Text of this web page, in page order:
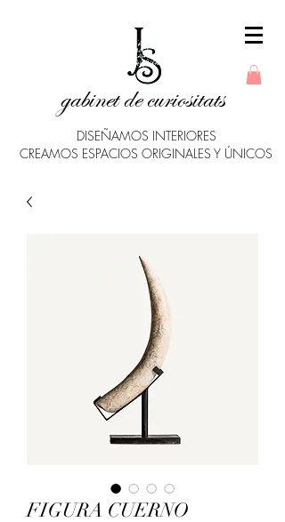
gabinet de curiositats
DISEÑAMOS INTERIORES
CREAMOS ESPACIOS ORIGINALES Y ÚNICOS
FIGURA CUERNO